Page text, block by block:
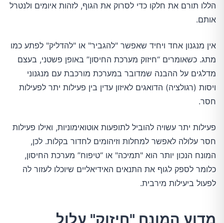
הללו תורם את חלקו כדי לסרוק את הגוף, לזהות איומים ולנטרל
אותם.
אין מנגנון אחד ויחיד שאפשר "להגביר" או "להדליק" לפתע כמו
מתג. כשאומרים “חיזוק מערכת החיסון” באופן פשטני, בעצם
מדלגים על ההבנה שמדובר במערכת מורכבת עם מנגנוני
ויסות (רגולציה) הדואגים לאיזון עדין בין פעילות יתר לפעילות
חסר.
פעילות יתר עשויה להוביל לתופעות אוטואימוניות, ואילו פעילות
חסר עלולה לאפשר למחלות וזיהומים לחדור בקלות. לכן,
המונח הנכון יותר הוא "תמיכה" או “טיפוח” מערכת החיסון,
כלומר לספק לגוף את התנאים האידיאליים שיוכלו לעזור לה
לפעול ביעילות מירבית.
מדוע המונח "חיזוק" עלול